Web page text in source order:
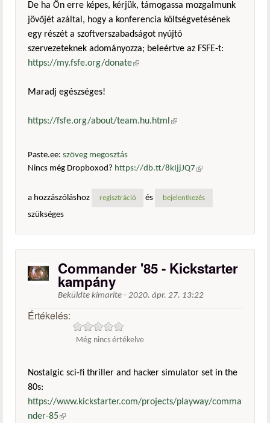
De ha Ön erre képes, kérjük, támogassa mozgalmunk
jövőjét azáltal, hogy a konferencia költségvetésének
egy részét a szoftverszabadságot nyújtó
szervezeteknek adományozza; beleértve az FSFE-t:
https://my.fsfe.org/donate(külső hivatkozás)
Maradj egészséges!
https://fsfe.org/about/team.hu.html (külső hivatkozás)
Paste.ee: szöveg megosztás
Nincs még Dropboxod? https://db.tt/8kIjjJQ7 (külső
a hozzászóláshoz
regisztráció és bejelentkezés
szükséges
Commander '85 - Kickstarter
kampány
Beküldte kimarite - 2020. ápr. 27. 13:22
Értékelés:
Még nincs értékelve
Nostalgic sci-fi thriller and hacker simulator set in the
80s:
https://www.kickstarter.com/projects/playway/comma
nder-85(külső hivatkozás)